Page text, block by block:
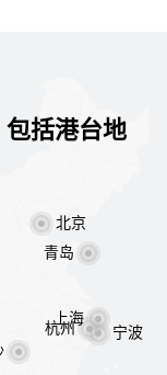
括港台地
杭州 宁波
北京
上海
青岛